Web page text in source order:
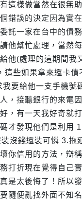
這樣做當然在很無
錯誤的決定因為實
託一家在台中的債
他幫忙處理，當然
他(處理的這期間我
這些如果拿來還卡債
我要給他一支手機號
，接聽銀行的來電
，有一天我好奇就
才發現他們是利用
沒錢還裝可憐 3.拖
你信用的方法，辯
打折現在覺得自己
是太後悔了！所以
隨便亂找外面不知